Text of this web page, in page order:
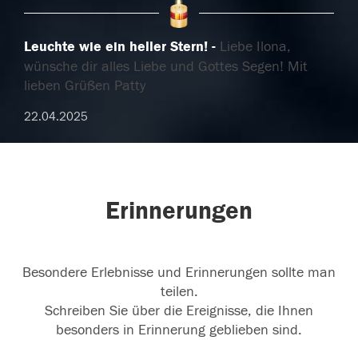
Leuchte wie ein heller Stern!
Liebe Ilona,
wünsche dir alles Liebe und Gottes Segen! Mit
lieben Grüßen Patty
22.04.2025
Erinnerungen
Besondere Erlebnisse und Erinnerungen sollte man
teilen.
Schreiben Sie über die Ereignisse, die Ihnen
besonders in Erinnerung geblieben sind.